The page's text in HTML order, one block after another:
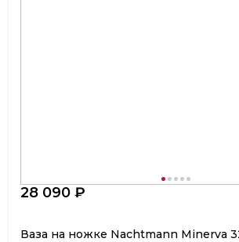
28 090 ₽
Ваза на ножке Nachtmann Minerva